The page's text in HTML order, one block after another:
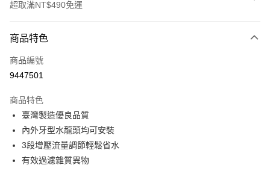
超取滿NT$490免運
信用卡一次付款
信用卡分期付款
合作金庫商業銀行
華南商業銀行
上海商業儲蓄銀行
國泰世華商業銀行
臺灣中小企業銀行
6 期 0 利率 每期
華南商業銀行
上海商業儲蓄銀行
國泰世華商業銀行
12 期 0 利率 每期
合作金庫商業銀行
上海商業儲蓄銀行
超商取貨付款
LINE Pay
商品特色
商品編號
9447501
商品特色
臺灣製造優良品質
內外牙型水龍頭均可安裝
3段增壓流量調節輕鬆省水
有效過濾雜質異物